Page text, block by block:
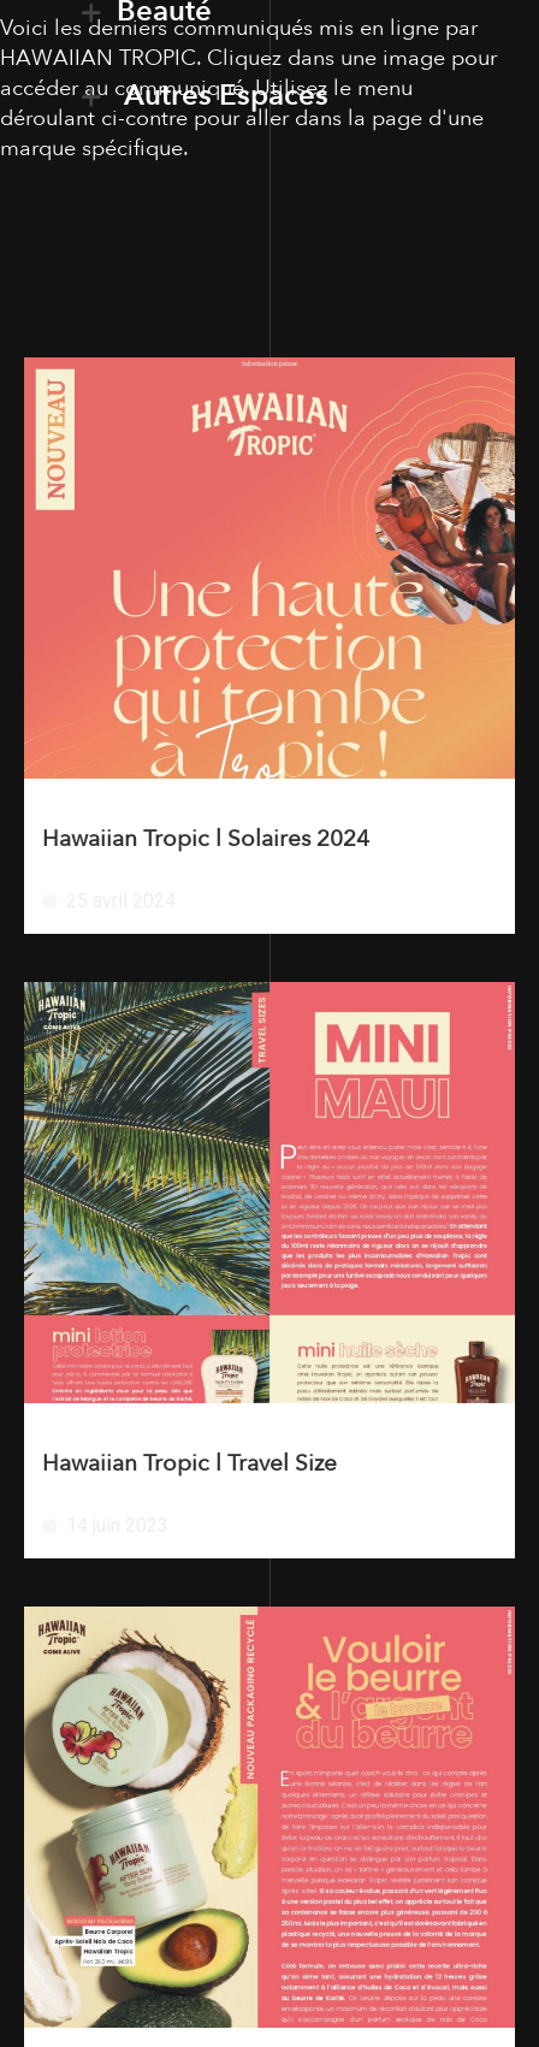
Beauté
Autres Espaces
Voici les derniers communiqués mis en ligne par
HAWAIIAN TROPIC. Cliquez dans une image pour
accéder au communiqué. Utilisez le menu
déroulant ci-contre pour aller dans la page d'une
marque spécifique.
Hawaiian Tropic l Solaires 2024
Hawaiian Tropic l Travel Size